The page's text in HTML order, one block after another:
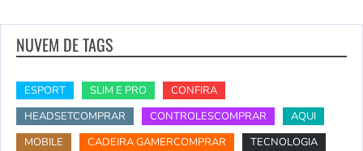
NUVEM DE TAGS
ESPORT SLIM E PRO
CONFIRA
HEADSETCOMPRAR
CONTROLESCOMPRAR
AQUI
MOBILE
CADEIRA GAMERCOMPRAR
TECNOLOGIA